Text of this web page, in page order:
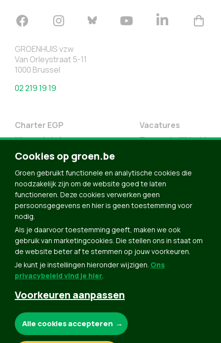
GROENHUIS vzw
Van Orleystraat 5-11
1000 Brussel
02 219 19 19
Charter EGP
Nieuwsbrief
Doe Mee
Contact
Groen in je buurt
Meldpunt
Vacatures
Toegankelijkheid
Word lid
Agenda
Bekijk kalender
Verleng je lidmaatschap
Programma oktober 2024
Programma juni 2024
Downloads
Webshop
Cookies op groen.be
Groen gebruikt functionele en analytische cookies die
noodzakelijk zijn om de website goed te laten
functioneren. Deze cookies verwerken geen
persoonsgegevens en hier is geen toestemming voor
nodig.
Als je daarvoor toestemming geeft, maken we ook
gebruik van marketingcookies. Die stellen ons in staat om
de website beter af te stemmen op jouw voorkeuren.
Je kunt je instellingen hieronder wijzigen. Ons
privacybeleid vind je hier.
Voorkeuren aanpassen
Alle cookies accepteren